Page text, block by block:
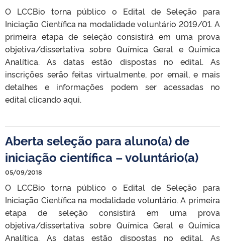
O LCCBio torna público o Edital de Seleção para
Iniciação Científica na modalidade voluntário 2019/01. A
primeira etapa de seleção consistirá em uma prova
objetiva/dissertativa sobre Química Geral e Química
Analítica. As datas estão dispostas no edital. As
inscrições serão feitas virtualmente, por email, e mais
detalhes e informações podem ser acessadas no
edital clicando aqui.
Aberta seleção para aluno(a) de
iniciação científica – voluntário(a)
05/09/2018
O LCCBio torna público o Edital de Seleção para
Iniciação Científica na modalidade voluntário. A primeira
etapa de seleção consistirá em uma prova
objetiva/dissertativa sobre Química Geral e Química
Analítica. As datas estão dispostas no edital. As